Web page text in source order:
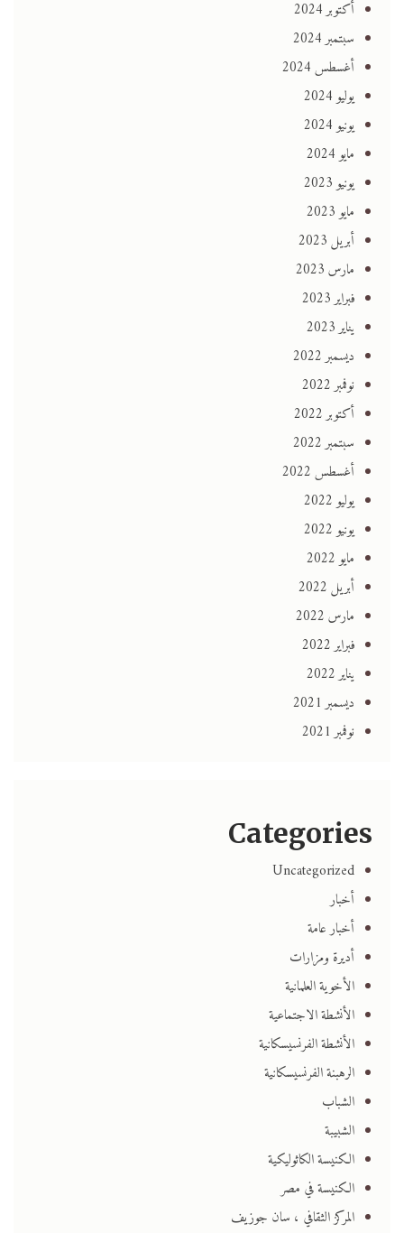
أكتوبر 2024
سبتمبر 2024
أغسطس 2024
يوليو 2024
يونيو 2024
مايو 2024
يونيو 2023
مايو 2023
أبريل 2023
مارس 2023
فبراير 2023
يناير 2023
ديسمبر 2022
نوفمبر 2022
أكتوبر 2022
سبتمبر 2022
أغسطس 2022
يوليو 2022
يونيو 2022
مايو 2022
أبريل 2022
مارس 2022
فبراير 2022
يناير 2022
ديسمبر 2021
نوفمبر 2021
Categories
Uncategorized
أخبار
أخبار عامة
أديرة ومزارات
الأخوية العلمانية
الأنشطة الاجتماعية
الأنشطة الفرنسيسكانية
الرهبنة الفرنسيسكانية
الشباب
الشبيبة
الكنيسة الكاثوليكية
الكنيسة في مصر
المركز الثقافي ، سان جوزيف